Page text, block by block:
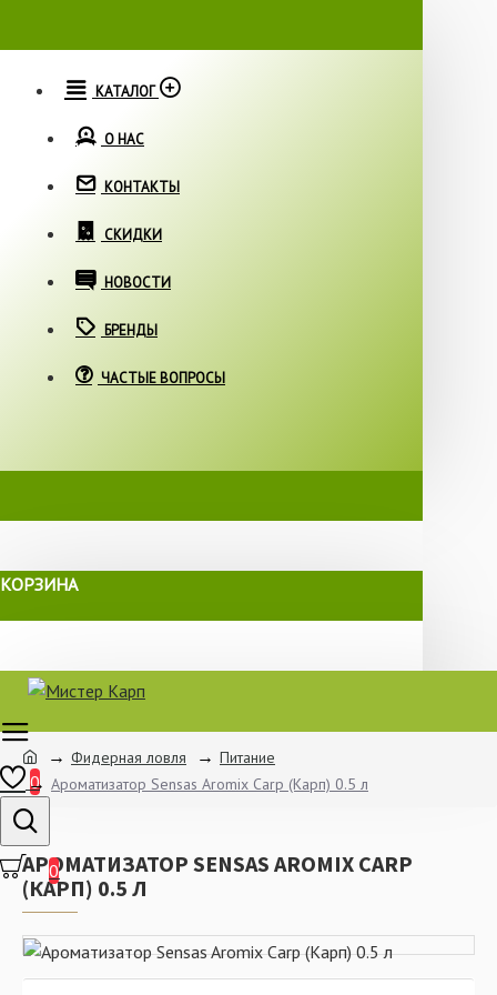
КАТАЛОГ
О НАС
КОНТАКТЫ
СКИДКИ
НОВОСТИ
БРЕНДЫ
ЧАСТЫЕ ВОПРОСЫ
КОРЗИНА
0
0
Фидерная ловля
Питание
Ароматизатор Sensas Aromix Carp (Карп) 0.5 л
АРОМАТИЗАТОР SENSAS AROMIX CARP
(КАРП) 0.5 Л